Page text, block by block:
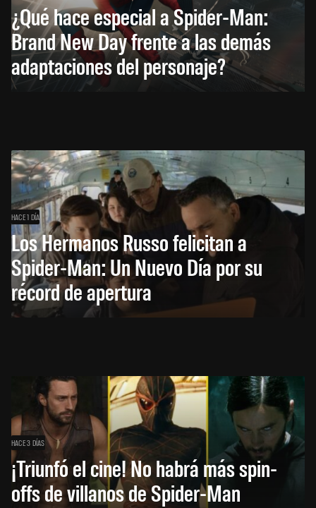
¿Qué hace especial a Spider-Man:
Brand New Day frente a las demás
adaptaciones del personaje?
HACE 1 DÍA
Los Hermanos Russo felicitan a
Spider-Man: Un Nuevo Día por su
récord de apertura
HACE 3 DÍAS
¡Triunfó el cine! No habrá más spin-
offs de villanos de Spider-Man